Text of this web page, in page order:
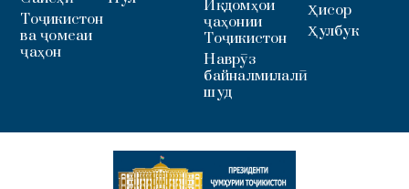
Тоҷикистон
ва ҷомеаи
ҷаҳон
Иқдомҳои
ҷаҳонии
Тоҷикистон
Наврӯз
байналмилалӣ
шуд
Ҳисор
Ҳулбук